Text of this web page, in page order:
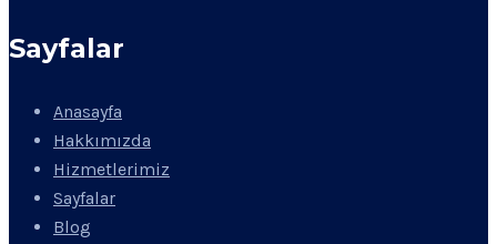
Sayfalar
Anasayfa
Hakkımızda
Hizmetlerimiz
Sayfalar
Blog